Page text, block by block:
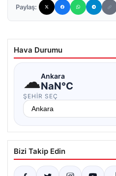
Paylaş:
Hava Durumu
☁Ankara
NaN°C
ŞEHIR SEÇ
Bizi Takip Edin